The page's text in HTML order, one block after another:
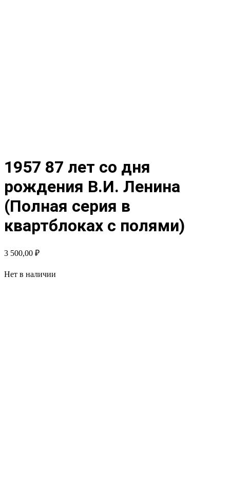
1957 87 лет со дня
рождения В.И. Ленина
(Полная серия в
квартблоках с полями)
3 500,00 ₽
Нет в наличии